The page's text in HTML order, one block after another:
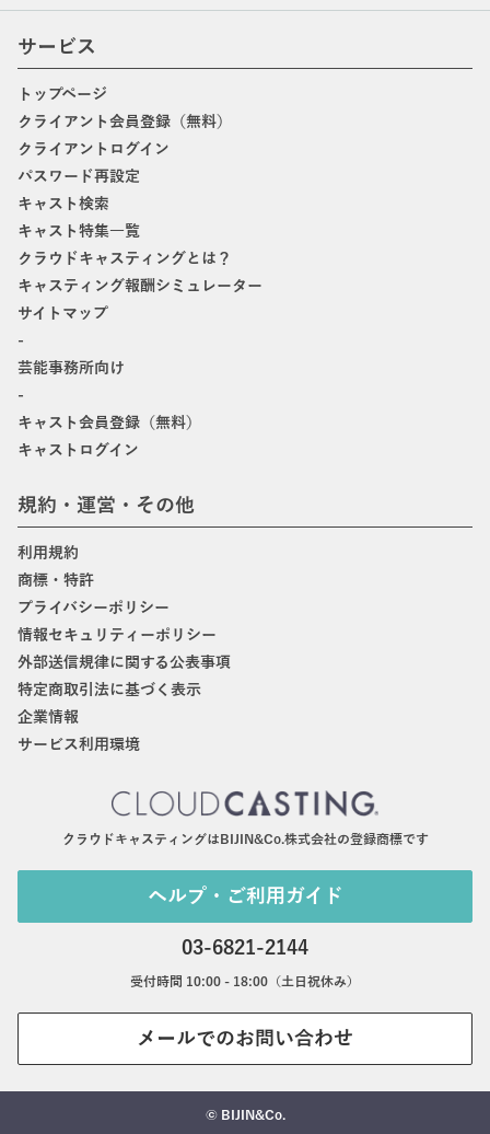
サービス
トップページ
クライアント会員登録（無料）
クライアントログイン
パスワード再設定
キャスト検索
キャスト特集一覧
クラウドキャスティングとは？
キャスティング報酬シミュレーター
サイトマップ
-
芸能事務所向け
-
キャスト会員登録（無料）
キャストログイン
規約・運営・その他
利用規約
商標・特許
プライバシーポリシー
情報セキュリティーポリシー
外部送信規律に関する公表事項
特定商取引法に基づく表示
企業情報
サービス利用環境
クラウドキャスティングはBIJIN&Co.株式会社の登録商標です
ヘルプ・ご利用ガイド
03-6821-2144
受付時間 10:00 - 18:00（土日祝休み）
メールでのお問い合わせ
© BIJIN&Co.